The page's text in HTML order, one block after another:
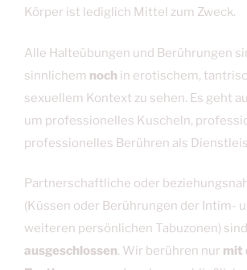
Körper ist lediglich Mittel zum Zweck.
Alle Halteübungen und Berührungen
sinnlichem noch in erotischem,
sexuellem Kontext zu sehen. Es geht
um professionelles Kuscheln,
professionelles Berühren als
Partnerschaftliche oder
(Küssen oder Berührungen der Intim-
weiteren persönlichen Tabuzonen)
ausgeschlossen. Wir berühren nur mit